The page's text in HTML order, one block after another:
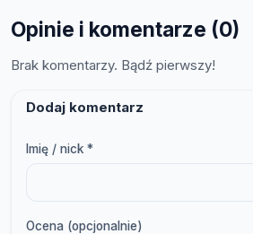
Opinie i komentarze (0)
Brak komentarzy. Bądź pierwszy!
Dodaj komentarz
Imię / nick *
Ocena (opcjonalnie)